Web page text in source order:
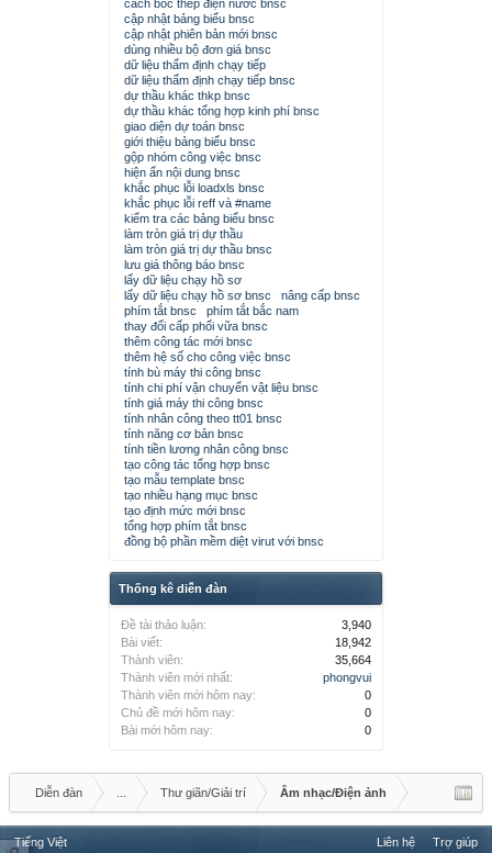
cách bóc thép điện nước bnsc
cập nhật bảng biểu bnsc
cập nhật phiên bản mới bnsc
dùng nhiều bộ đơn giá bnsc
dữ liệu thẩm định chạy tiếp
dữ liệu thẩm định chạy tiếp bnsc
dự thầu khác thkp bnsc
dự thầu khác tổng hợp kinh phí bnsc
giao diện dự toán bnsc
giới thiệu bảng biểu bnsc
gộp nhóm công việc bnsc
hiện ẩn nội dung bnsc
khắc phục lỗi loadxls bnsc
khắc phục lỗi reff và #name
kiểm tra các bảng biểu bnsc
làm tròn giá trị dự thầu
làm tròn giá trị dự thầu bnsc
lưu giá thông báo bnsc
lấy dữ liệu chạy hồ sơ
lấy dữ liệu chạy hồ sơ bnsc
nâng cấp bnsc
phím tắt bnsc
phím tắt bắc nam
thay đổi cấp phối vữa bnsc
thêm công tác mới bnsc
thêm hệ số cho công việc bnsc
tính bù máy thi công bnsc
tính chi phí vận chuyển vật liệu bnsc
tính giá máy thi công bnsc
tính nhân công theo tt01 bnsc
tính năng cơ bản bnsc
tính tiền lương nhân công bnsc
tạo công tác tổng hợp bnsc
tạo mẫu template bnsc
tạo nhiều hạng mục bnsc
tạo định mức mới bnsc
tổng hợp phím tắt bnsc
đồng bộ phần mềm diệt virut với bnsc
Thống kê diễn đàn
Đề tài thảo luận:
3,940
Bài viết:
18,942
Thành viên:
35,664
Thành viên mới nhất:
phongvui
Thành viên mới hôm nay:
0
Chủ đề mới hôm nay:
0
Bài mới hôm nay:
0
Diễn đàn Thư giãn/Giải trí Âm nhạc/Điện ảnh
Tiếng Việt Liên hệ Trợ giúp